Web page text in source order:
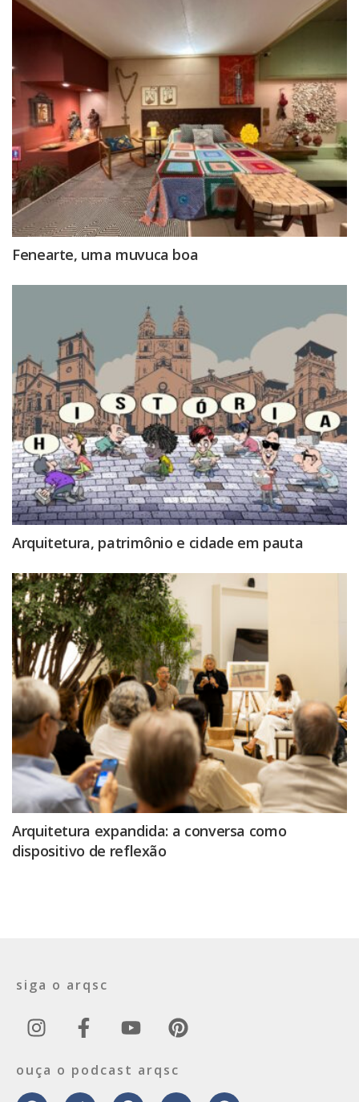
Fenearte, uma muvuca boa
Arquitetura, patrimônio e cidade em pauta
Arquitetura expandida: a conversa como
dispositivo de reflexão
siga o arqsc
ouça o podcast arqsc